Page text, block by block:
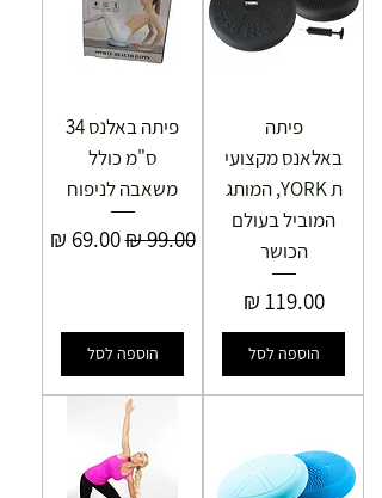
פיתה
באלאנס מקצועי
ת YORK, המותג
המוביל בעולם
הכושר
מחיר‏119.00 ‏₪
הוספה לסל
פיתה באלנס 34
ס"מ כולל
משאבה לניפוח
מחיר רגיל‏99.00 ‏₪ מחיר מבצע‏69.00 ‏₪
הוספה לסל